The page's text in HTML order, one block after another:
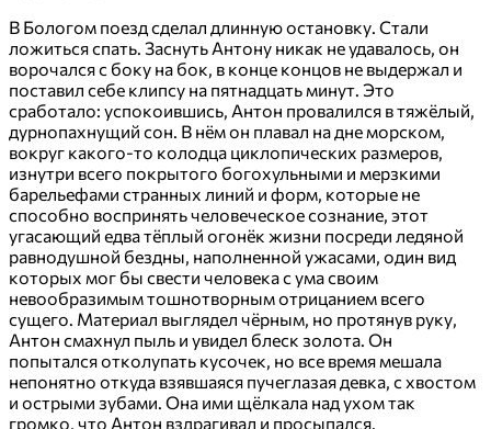
В Бологом поезд сделал длинную остановку. Стали
ложиться спать. Заснуть Антону никак не удавалось, он
ворочался с боку на бок, в конце концов не выдержал и
поставил себе клипсу на пятнадцать минут. Это
сработало: успокоившись, Антон провалился в тяжёлый,
дурнопахнущий сон. В нём он плавал на дне морском,
вокруг какого-то колодца циклопических размеров,
изнутри всего покрытого богохульными и мерзкими
барельефами странных линий и форм, которые не
способно воспринять человеческое сознание, этот
угасающий едва тёплый огонёк жизни посреди ледяной
равнодушной бездны, наполненной ужасами, один вид
которых мог бы свести человека с ума своим
невообразимым тошнотворным отрицанием всего
сущего. Материал выглядел чёрным, но протянув руку,
Антон смахнул пыль и увидел блеск золота. Он
попытался отколупать кусочек, но все время мешала
непонятно откуда взявшаяся пучеглазая девка, с хвостом
и острыми зубами. Она ими щёлкала над ухом так
громко, что Антон вздрагивал и просыпался.